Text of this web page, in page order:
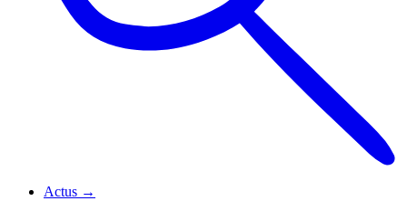
Actus →